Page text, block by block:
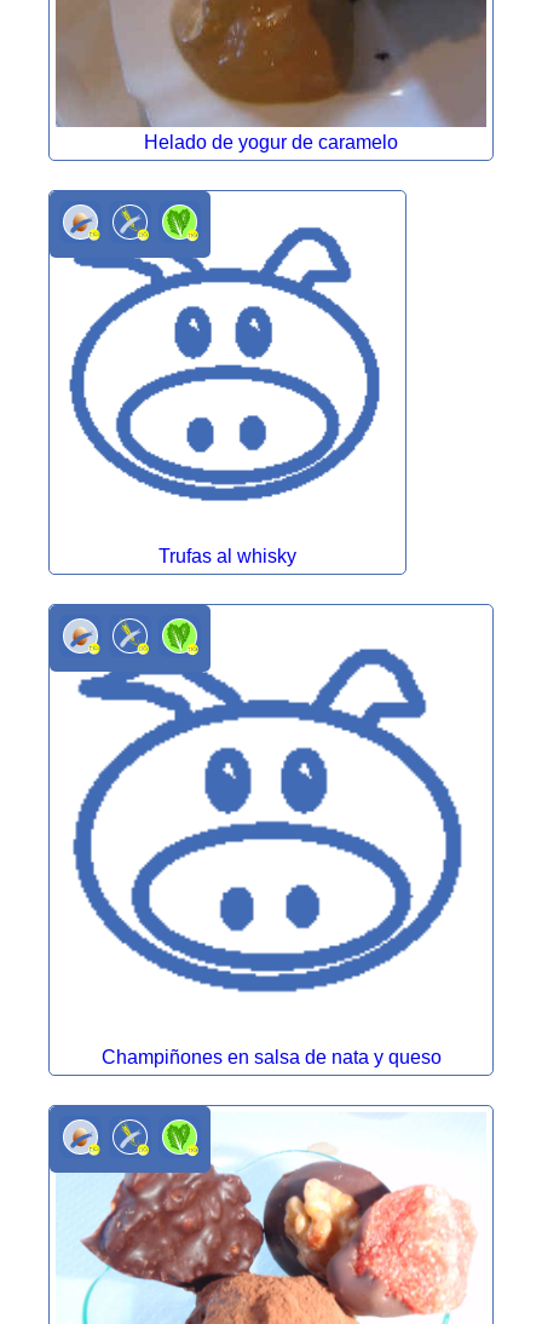
Helado de yogur de caramelo
Trufas al whisky
Champiñones en salsa de nata y queso